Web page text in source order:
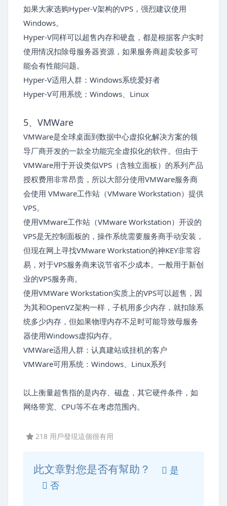
如果大家选购Hyper-V架构的VPS，强烈建议使用
Windows。
Hyper-V同样可以超售内存和硬盘，都是根据客户实时
使用情况扣除母服务器资源，如果服务商超卖较多可
能会有性能问题。
Hyper-V适用人群：Windows系统爱好者
Hyper-V可用系统：Windows、Linux
5、VMWare
VMWare是全球桌面到数据中心虚拟化解决方案的领
导厂商开发的一款全功能完全虚拟化的软件。但由于
VMWare用于开设类似VPS（含独立面板）的系列产品
授权费用非常昂贵，所以大部分使用VMWare服务商
会使用 VMware工作站（VMware Workstation）提供
VPS。
使用VMware工作站（VMware Workstation）开设的
VPS是无控制面板的，操作系统需要服务商手动安装，
但现在网上寻找VMware Workstation的神KEY非常容
易，对于VPS服务商来说节省不少成本。一般用于新创
业的VPS服务商。
使用VMWare Workstation实质上的VPS可以超售，因
为其和OpenVZ架构一样，子机用多少内存，就扣除系
统多少内存，但如果物理内存不足时可能导致母服务
器使用Windows虚拟内存。
VMWare适用人群：认真建站或挂机的客户
VMWare可用系统：Windows、Linux系列
以上衡量超售指的是内存、磁盘，其它硬件条件，如
网络带宽、CPU等不在考虑范围内。
218 用戶發現這個很有用
此文章對您是否有幫助？
是
否